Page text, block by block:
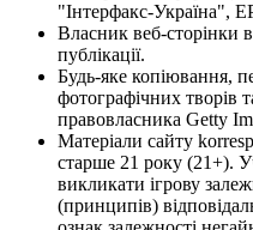
"Інтерфакс-Україна",
Власник веб-сторінки
публікації.
Будь-яке копіювання,
фотографічних творів
правовласника Getty
Матеріали сайту
старше 21 року (21+).
викликати ігрову
(принципів)